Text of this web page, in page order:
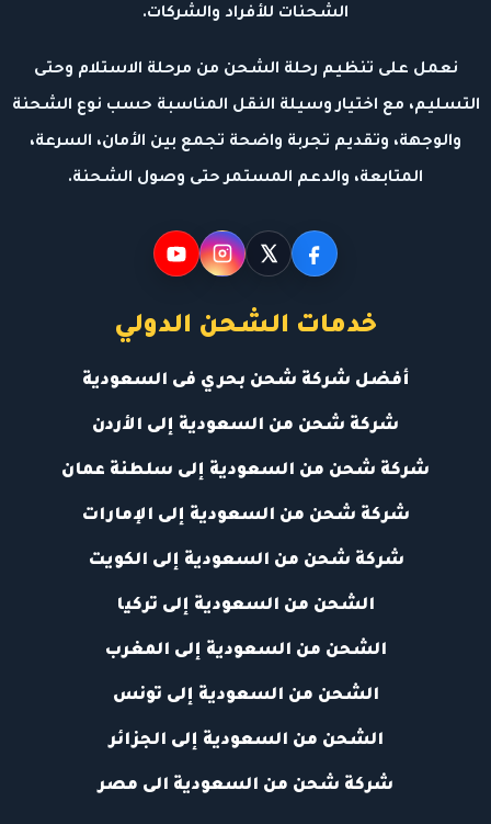
الشحنات للأفراد والشركات.
نعمل على تنظيم رحلة الشحن من مرحلة الاستلام وحتى
التسليم، مع اختيار وسيلة النقل المناسبة حسب نوع الشحنة
والوجهة، وتقديم تجربة واضحة تجمع بين الأمان، السرعة،
المتابعة، والدعم المستمر حتى وصول الشحنة.
خدمات الشحن الدولي
أفضل شركة شحن بحري فى السعودية
شركة شحن من السعودية إلى الأردن
شركة شحن من السعودية إلى سلطنة عمان
شركة شحن من السعودية إلى الإمارات
شركة شحن من السعودية إلى الكويت
الشحن من السعودية إلى تركيا
الشحن من السعودية إلى المغرب
الشحن من السعودية إلى تونس
الشحن من السعودية إلى الجزائر
شركة شحن من السعودية الى مصر